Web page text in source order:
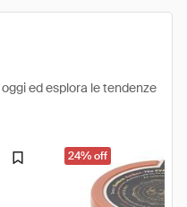
ed esplora le tendenze
24% off